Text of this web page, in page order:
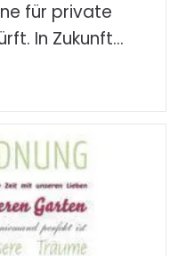
für private
In Zukunft…